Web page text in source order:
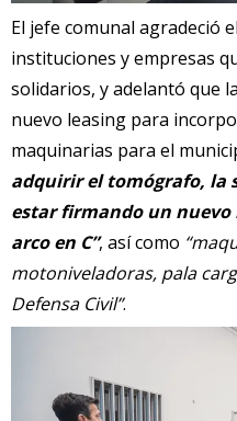
El jefe comunal agradeció
instituciones y empresas
solidarios, y adelantó que
nuevo leasing para
maquinarias para el
adquirir el tomógrafo, la
estar firmando un
arco en C”, así como
motoniveladoras, pala
Defensa Civil”.